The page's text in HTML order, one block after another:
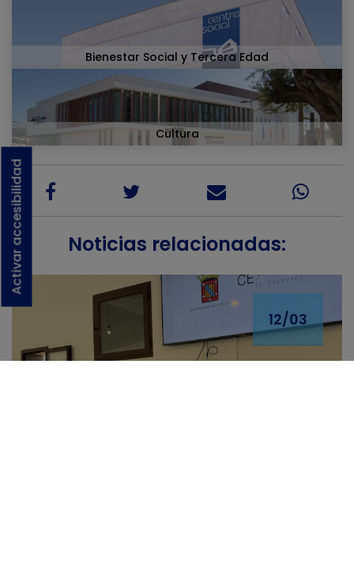
Activar accesibilidad
Bienestar Social y Tercera Edad
Cultura
Noticias relacionadas:
12/03